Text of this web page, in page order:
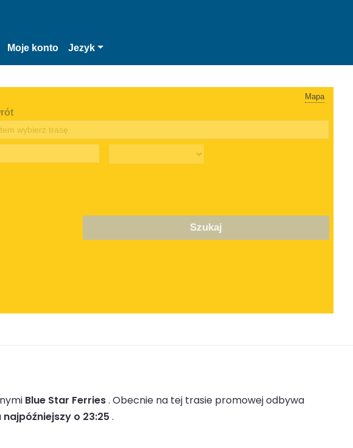
Moje konto Jezyk
Mapa
Szukaj
Blue Star Ferries. Obecnie na tej trasie promowej odbywa
najpóźniejszy o 23:25 .